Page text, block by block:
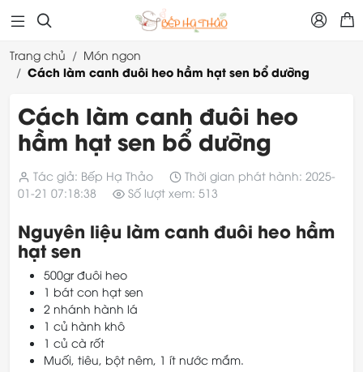
  
Trang chủ Món ngon
Cách làm canh đuôi heo hầm hạt sen bổ dưỡng
Cách làm canh đuôi heo
hầm hạt sen bổ dưỡng
Tác giả: Bếp Hạ Thảo
Thời gian phát hành: 2025-
01-21 07:18:38
Số lượt xem: 513
Nguyên liệu làm canh đuôi heo hầm
hạt sen
500gr đuôi heo
1 bát con hạt sen
2 nhánh hành lá
1 củ hành khô
1 củ cà rốt
Muối, tiêu, bột nêm, 1 ít nước mắm.